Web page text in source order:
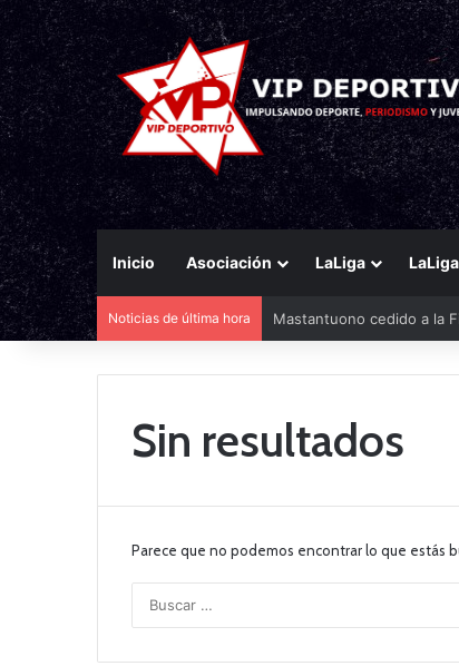
Inicio Asociación LaLiga
Noticias de última hora Mastantuono cedido a la
Sin resultados
Parece que no podemos encontrar lo que estás